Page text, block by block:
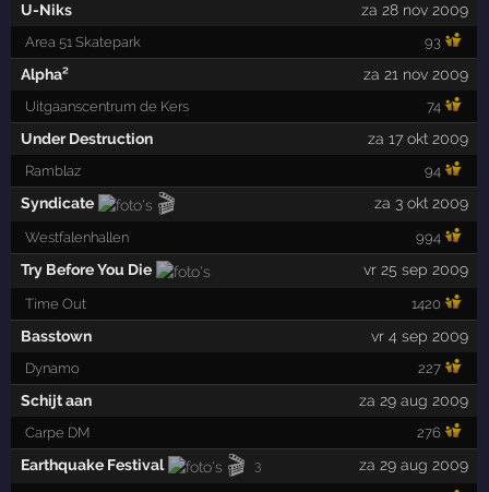
U-Niks za 28 nov 2009
Area 51 Skatepark 93
Alpha² za 21 nov 2009
Uitgaanscentrum de Kers 74
Under Destruction za 17 okt 2009
Ramblaz 94
Syndicate 🎬 za 3 okt 2009
Westfalenhallen 994
Try Before You Die vr 25 sep 2009
Time Out 1420
Basstown vr 4 sep 2009
Dynamo 227
Schijt aan za 29 aug 2009
Carpe DM 276
Earthquake Festival 🎬 3 za 29 aug 2009